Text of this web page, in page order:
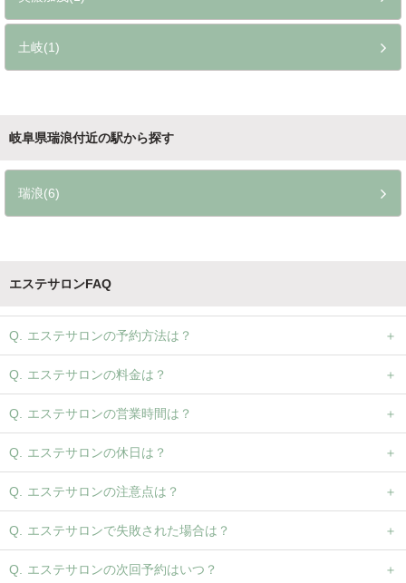
土岐(1)
岐阜県瑞浪付近の駅から探す
瑞浪(6)
エステサロンFAQ
エステサロンの予約方法は？
エステサロンの料金は？
エステサロンの営業時間は？
エステサロンの休日は？
エステサロンの注意点は？
エステサロンで失敗された場合は？
エステサロンの次回予約はいつ？